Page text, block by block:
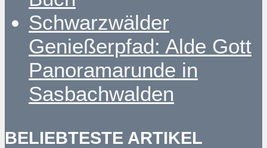
Schwarzwälder
Genießerpfad: Alde Gott
Panoramarunde in
Sasbachwalden
BELIEBTESTE ARTIKEL